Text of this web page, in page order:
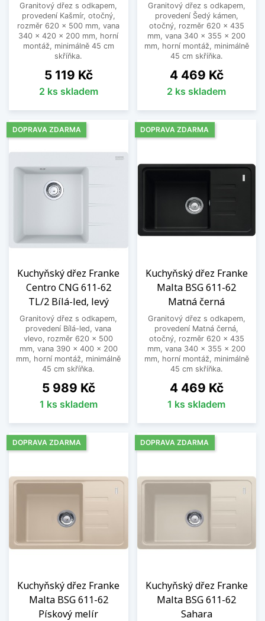
Granitový dřez s odkapem,
provedení Kašmír, otočný,
rozměr 620 x 500 mm, vana
340 x 420 x 200 mm, horní
montáž, minimálně 45 cm
skříňka.
Cena
5 119 Kč
2 ks skladem
Granitový dřez s odkapem,
provedení Šedý kámen,
otočný, rozměr 620 x 435
mm, vana 340 x 355 x 200
mm, horní montáž, minimálně
45 cm skříňka.
Cena
4 469 Kč
2 ks skladem
Kuchyňský dřez Franke
Centro CNG 611-62
TL/2 Bílá-led, levý
Granitový dřez s odkapem,
provedení Bílá-led, vana
vlevo, rozměr 620 x 500
mm, vana 390 x 400 x 200
mm, horní montáž, minimálně
45 cm skříňka.
Cena
5 989 Kč
1 ks skladem
DOPRAVA ZDARMA
Kuchyňský dřez Franke
Malta BSG 611-62
Matná černá
Granitový dřez s odkapem,
provedení Matná černá,
otočný, rozměr 620 x 435
mm, vana 340 x 355 x 200
mm, horní montáž, minimálně
45 cm skříňka.
Cena
4 469 Kč
1 ks skladem
DOPRAVA ZDARMA
Kuchyňský dřez Franke
Malta BSG 611-62
Pískový melír
DOPRAVA ZDARMA
Kuchyňský dřez Franke
Malta BSG 611-62
Sahara
DOPRAVA ZDARMA